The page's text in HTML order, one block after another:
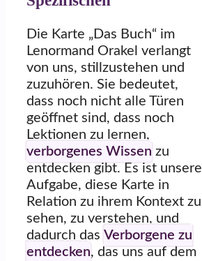
Die Karte „Das Buch“ im
Lenormand Orakel verlangt
von uns, stillzustehen und
zuzuhören. Sie bedeutet,
dass noch nicht alle Türen
geöffnet sind, dass noch
Lektionen zu lernen,
verborgenes Wissen zu
entdecken gibt. Es ist unsere
Aufgabe, diese Karte in
Relation zu ihrem Kontext zu
sehen, zu verstehen, und
dadurch das Verborgene zu
entdecken, das uns auf dem